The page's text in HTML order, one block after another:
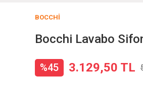
BOCCHI
Bocchi Lavabo
%45 3.129,50 TL